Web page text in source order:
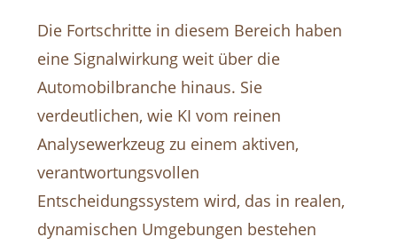
Die Fortschritte in diesem Bereich haben
eine Signalwirkung weit über die
Automobilbranche hinaus. Sie
verdeutlichen, wie KI vom reinen
Analysewerkzeug zu einem aktiven,
verantwortungsvollen
Entscheidungssystem wird, das in realen,
dynamischen Umgebungen bestehen